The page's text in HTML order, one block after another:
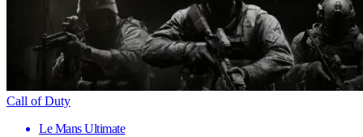
Call of Duty
Le Mans Ultimate